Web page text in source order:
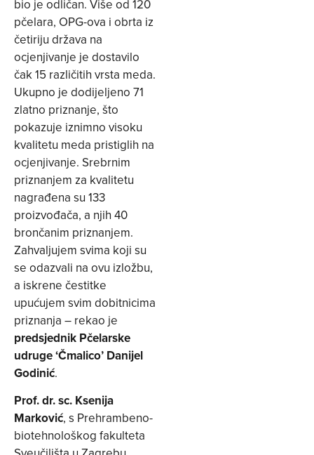
bio je odličan. Više od 120
pčelara, OPG-ova i obrta iz
četiriju država na
ocjenjivanje je dostavilo
čak 15 različitih vrsta meda.
Ukupno je dodijeljeno 71
zlatno priznanje, što
pokazuje iznimno visoku
kvalitetu meda pristiglih na
ocjenjivanje. Srebrnim
priznanjem za kvalitetu
nagrađena su 133
proizvođača, a njih 40
brončanim priznanjem.
Zahvaljujem svima koji su
se odazvali na ovu izložbu,
a iskrene čestitke
upućujem svim dobitnicima
priznanja – rekao je
predsjednik Pčelarske
udruge ‘Čmalico’ Danijel
Godinić.
Prof. dr. sc. Ksenija
Marković, s Prehrambeno-
biotehnološkog fakulteta